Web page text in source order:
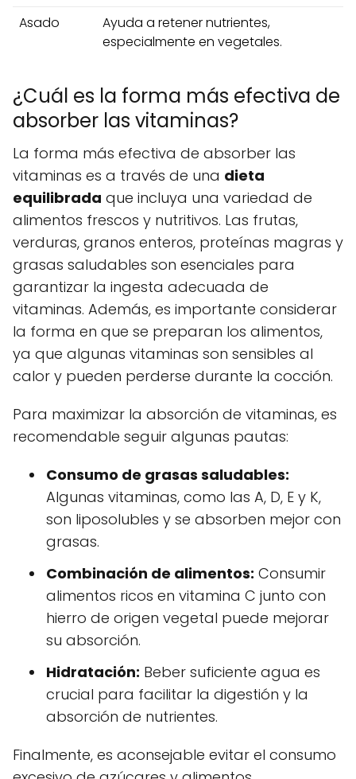
Asado
Ayuda a retener nutrientes,
especialmente en vegetales.
¿Cuál es la forma más efectiva de
absorber las vitaminas?
La forma más efectiva de absorber las
vitaminas es a través de una dieta
equilibrada que incluya una variedad de
alimentos frescos y nutritivos. Las frutas,
verduras, granos enteros, proteínas magras y
grasas saludables son esenciales para
garantizar la ingesta adecuada de
vitaminas. Además, es importante considerar
la forma en que se preparan los alimentos,
ya que algunas vitaminas son sensibles al
calor y pueden perderse durante la cocción.
Para maximizar la absorción de vitaminas, es
recomendable seguir algunas pautas:
Consumo de grasas saludables:
Algunas vitaminas, como las A, D, E y K,
son liposolubles y se absorben mejor con
grasas.
Combinación de alimentos: Consumir
alimentos ricos en vitamina C junto con
hierro de origen vegetal puede mejorar
su absorción.
Hidratación: Beber suficiente agua es
crucial para facilitar la digestión y la
absorción de nutrientes.
Finalmente, es aconsejable evitar el consumo